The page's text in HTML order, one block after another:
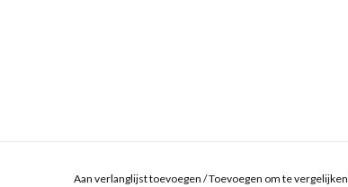
Aan verlanglijst toevoegen /Toevoegen om te vergelijken